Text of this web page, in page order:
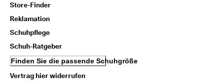
Store-Finder
Reklamation
Schuhpflege
Schuh-Ratgeber
Finden Sie die passende Schuhgröße
Vertrag hier widerrufen